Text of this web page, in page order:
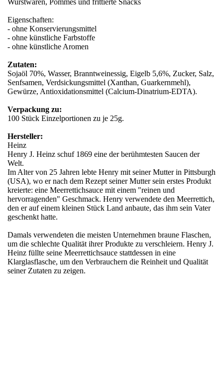
Eigenschaften:
- ohne Konservierungsmittel
- ohne künstliche Farbstoffe
- ohne künstliche Aromen
Zutaten:
Sojaöl 70%, Wasser, Branntweinessig, Eigelb 5,6%, Zucker, Salz,
Senfsamen, Verdsickungsmittel (Xanthan, Guarkernmehl),
Gewürze, Antioxidationsmittel (Calcium-Dinatrium-EDTA).
Verpackung zu:
100 Stück Einzelportionen zu je 25g.
Hersteller:
Heinz
Henry J. Heinz schuf 1869 eine der berühmtesten Saucen der
Welt.
Im Alter von 25 Jahren lebte Henry mit seiner Mutter in Pittsburgh
(USA), wo er nach dem Rezept seiner Mutter sein erstes Produkt
kreierte: eine Meerrettichsauce mit einem "reinen und
hervorragenden" Geschmack. Henry verwendete den Meerrettich,
den er auf einem kleinen Stück Land anbaute, das ihm sein Vater
geschenkt hatte.
Damals verwendeten die meisten Unternehmen braune Flaschen,
um die schlechte Qualität ihrer Produkte zu verschleiern. Henry J.
Heinz füllte seine Meerrettichsauce stattdessen in eine
Klarglasflasche, um den Verbrauchern die Reinheit und Qualität
seiner Zutaten zu zeigen.